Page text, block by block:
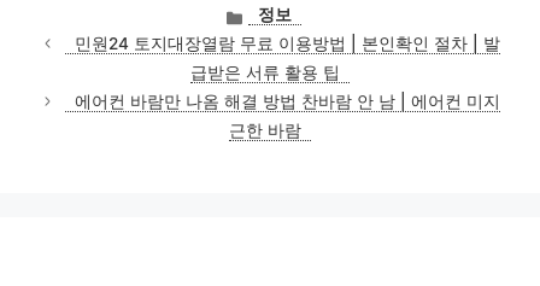
카
테
고
리
정보
민원24 토지대장열람 무료 이용방법 | 본인확인 절차 | 발
급받은 서류 활용 팁
에어컨 바람만 나옴 해결 방법 찬바람 안 남 | 에어컨 미지
근한 바람